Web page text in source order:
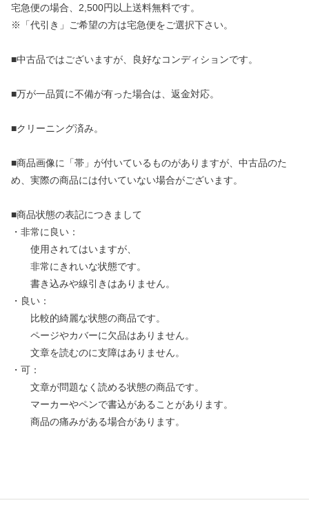
宅急便の場合、2,500円以上送料無料です。
※「代引き」ご希望の方は宅急便をご選択下さい。
■中古品ではございますが、良好なコンディションです。
■万が一品質に不備が有った場合は、返金対応。
■クリーニング済み。
■商品画像に「帯」が付いているものがありますが、中古品のた
め、実際の商品には付いていない場合がございます。
■商品状態の表記につきまして
・非常に良い：
使用されてはいますが、
非常にきれいな状態です。
書き込みや線引きはありません。
・良い：
比較的綺麗な状態の商品です。
ページやカバーに欠品はありません。
文章を読むのに支障はありません。
・可：
文章が問題なく読める状態の商品です。
マーカーやペンで書込があることがあります。
商品の痛みがある場合があります。